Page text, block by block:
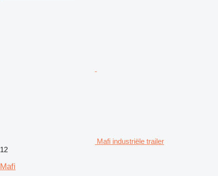
Mafi industriële trailer
12
Mafi